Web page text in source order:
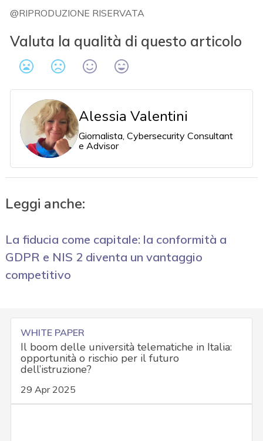
@RIPRODUZIONE RISERVATA
Valuta la qualità di questo articolo
Alessia Valentini
Giornalista, Cybersecurity Consultant
e Advisor
Leggi anche:
La fiducia come capitale: la conformità a
GDPR e NIS 2 diventa un vantaggio
competitivo
WHITE PAPER
Il boom delle università telematiche in Italia:
opportunità o rischio per il futuro
dell’istruzione?
29 Apr 2025